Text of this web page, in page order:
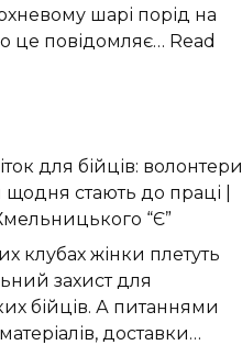
шарі порід на
це повідомляє… Read
для бійців: волонтери
щодня стають до праці |
“Є”
клубах жінки плетуть
захист для
бійців. А питаннями
доставки…